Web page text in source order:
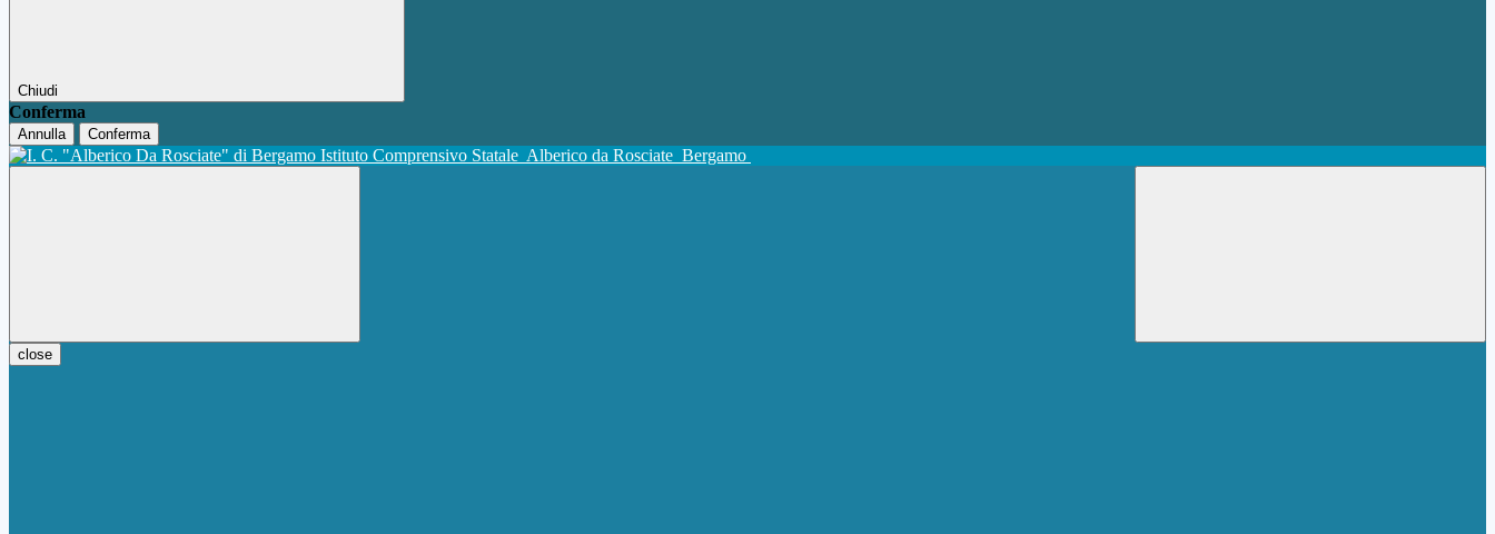
Chiudi
Conferma
Annulla Conferma
Istituto Comprensivo Statale Alberico da Rosciate Bergamo
close